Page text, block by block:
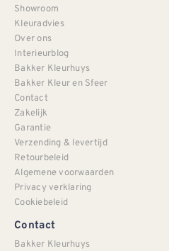
Showroom
Kleuradvies
Over ons
Interieurblog
Bakker Kleurhuys
Bakker Kleur en Sfeer
Contact
Zakelijk
Garantie
Verzending & levertijd
Retourbeleid
Algemene voorwaarden
Privacy verklaring
Cookiebeleid
Contact
Bakker Kleurhuys